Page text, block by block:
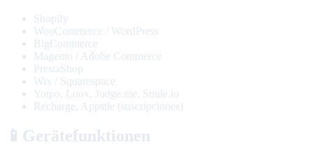
Shopify
WooCommerce / WordPress
BigCommerce
Magento / Adobe Commerce
PrestaShop
Wix / Squarespace
Yotpo, Loox, Judge.me, Smile.io
Recharge, Appstle (suscripciones)
📱 Gerätefunktionen